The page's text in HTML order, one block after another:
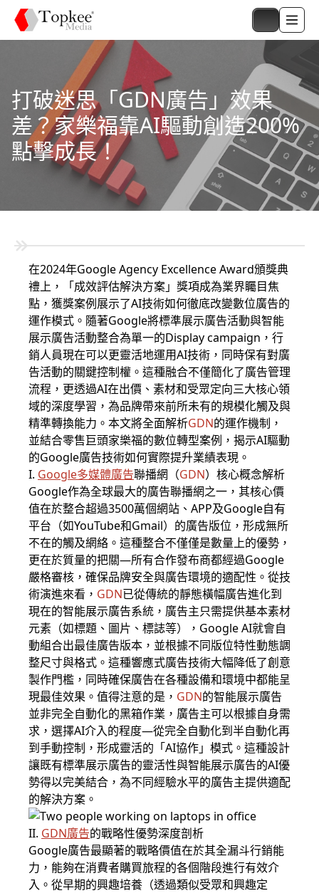
打破迷思「GDN廣告」效果
差？家樂福靠AI驅動創造200%
點擊成長！
在2024年Google Agency Excellence Award頒獎典
禮上，「成效評估解決方案」獎項成為業界矚目焦
點，獲獎案例展示了AI技術如何徹底改變數位廣告的
運作模式。隨著Google將標準展示廣告活動與智能
展示廣告活動整合為單一的Display campaign， 行
銷人員現在可以更靈活地運用AI技術，同時保有對廣
告活動的關鍵控制權。這種融合不僅簡化了廣告管理
流程，更透過AI在出價、素材和受眾定向三大核心領
域的深度學習，為品牌帶來前所未有的規模化觸及與
精準轉換能力。本文將全面解析GDN的運作機制，
並結合零售巨頭家樂福的數位轉型案例，揭示AI驅動
的Google廣告技術如何實際提升業績表現。
I. Google多媒體廣告聯播網（GDN）核心概念解析
Google作為全球最大的廣告聯播網之一，其核心價
值在於整合超過3500萬個網站、APP及Google自有
平台（如YouTube和Gmail）的廣告版位，形成無所
不在的觸及網絡。這種整合不僅僅是數量上的優勢，
更在於質量的把關—所有合作發布商都經過Google
嚴格審核，確保品牌安全與廣告環境的適配性。從技
術演進來看， GDN已從傳統的靜態橫幅廣告進化到
現在的智能展示廣告系統，廣告主只需提供基本素材
元素（如標題、圖片、標誌等），Google AI就會自
動組合出最佳廣告版本，並根據不同版位特性動態調
整尺寸與格式。這種響應式廣告技術大幅降低了創意
製作門檻，同時確保廣告在各種設備和環境中都能呈
現最佳效果。值得注意的是， GDN的智能展示廣告
並非完全自動化的黑箱作業，廣告主可以根據自身需
求，選擇AI介入的程度—從完全自動化到半自動化再
到手動控制，形成靈活的「AI協作」模式。這種設計
讓既有標準展示廣告的靈活性與智能展示廣告的AI優
勢得以完美結合，為不同經驗水平的廣告主提供適配
的解決方案。
II. GDN廣告的戰略性優勢深度剖析
Google廣告最顯著的戰略價值在於其全漏斗行銷能
力，能夠在消費者購買旅程的各個階段進行有效介
入。從早期的興趣培養（透過類似受眾和興趣定